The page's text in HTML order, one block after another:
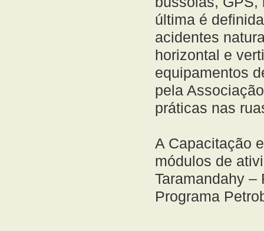
última é
acidentes
horizontal e
equipamentos
pela
práticas nas
A Capacitação
módulos de
Taramandahy
Programa